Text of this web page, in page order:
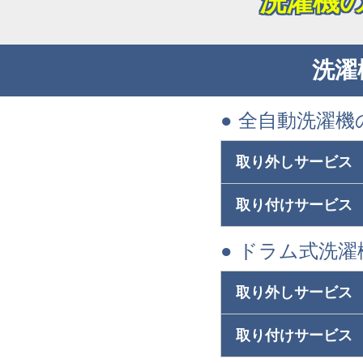
洗
● 全自動洗濯機
取り外しサービス
取り付けサービス
● ドラム式洗濯
取り外しサービス
取り付けサービス